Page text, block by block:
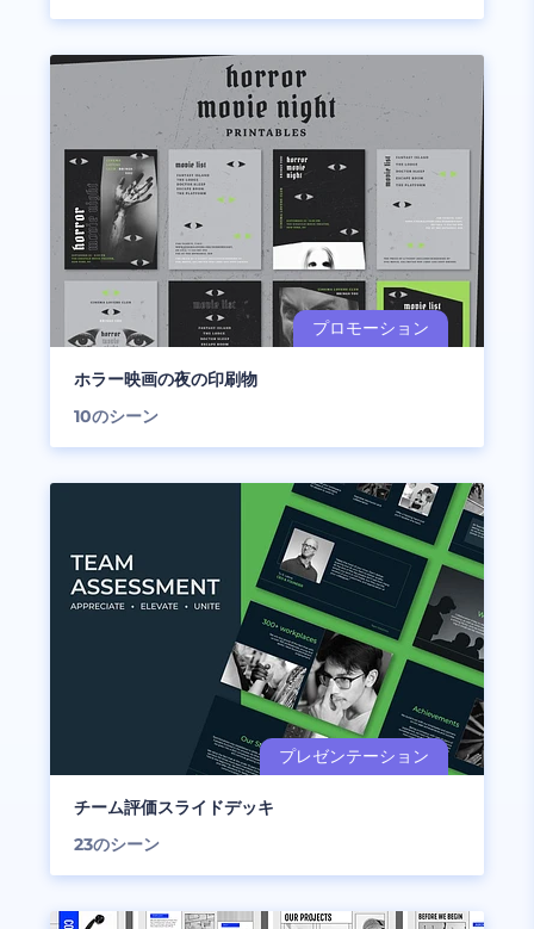
ホラー映画の夜の印刷物
10のシーン
チーム評価スライドデッキ
23のシーン